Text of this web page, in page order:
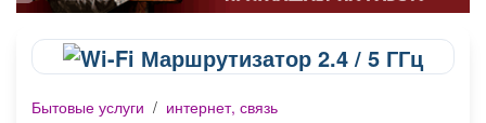
Объявления Недвижимость Услуги
Бытовые услуги / интернет, связь